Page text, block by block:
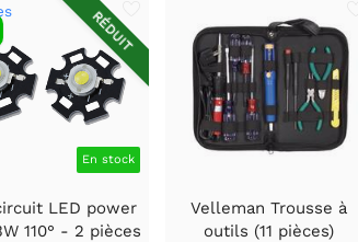
RÉDUIT
En stock
LED power
110° - 2 pièces
Velleman Trousse à
outils (11 pièces)